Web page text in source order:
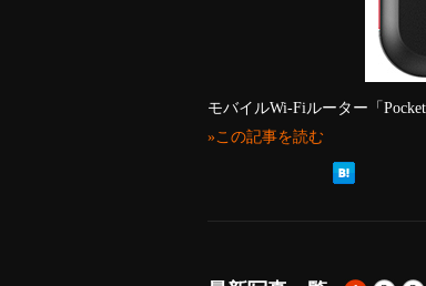
モバイルWi-Fiルーター「
»この記事を読む